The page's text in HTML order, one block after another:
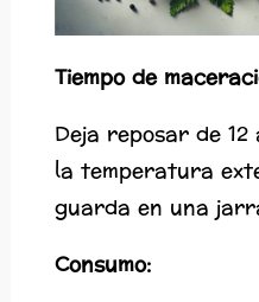
Tiempo de
Deja reposar de
la temperatura
guarda en una
Consumo: